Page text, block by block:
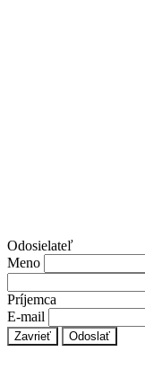
Odosielateľ
Meno
Príjemca
E-mail
Zavrieť Odoslať